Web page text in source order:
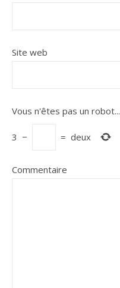
Site web
Vous n'êtes pas un robot...
3 − = deux
Commentaire